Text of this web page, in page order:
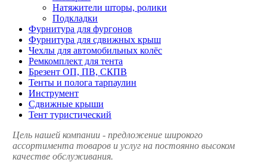
Натяжители шторы, ролики
Подкладки
Фурнитура для фургонов
Фурнитура для сдвижных крыш
Чехлы для автомобильных колёс
Ремкомплект для тента
Брезент ОП, ПВ, СКПВ
Тенты и полога тарпаулин
Инструмент
Сдвижные крыши
Тент туристический
Цель нашей компании - предложение широкого
ассортимента товаров и услуг на постоянно высоком
качестве обслуживания.